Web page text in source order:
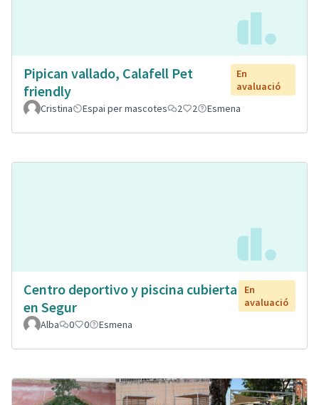
Pipican vallado, Calafell Pet
friendly
En
avaluació
Cristina
Espai per mascotes 2 2 Esmena
Centro deportivo y piscina cubierta
en Segur
En
avaluació
Alba
0 0 Esmena